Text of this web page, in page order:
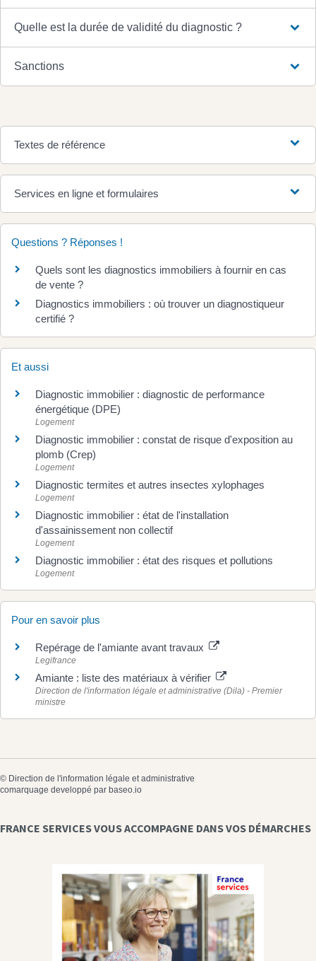
Quelle est la durée de validité du diagnostic ?
Sanctions
Textes de référence
Services en ligne et formulaires
Questions ? Réponses !
Quels sont les diagnostics immobiliers à fournir en cas
de vente ?
Diagnostics immobiliers : où trouver un diagnostiqueur
certifié ?
Et aussi
Diagnostic immobilier : diagnostic de performance
énergétique (DPE)
Logement
Diagnostic immobilier : constat de risque d'exposition au
plomb (Crep)
Logement
Diagnostic termites et autres insectes xylophages
Logement
Diagnostic immobilier : état de l'installation
d'assainissement non collectif
Logement
Diagnostic immobilier : état des risques et pollutions
Logement
Pour en savoir plus
Repérage de l'amiante avant travaux
Legifrance
Amiante : liste des matériaux à vérifier
Direction de l'information légale et administrative (Dila) - Premier
ministre
© Direction de l'information légale et administrative
comarquage developpé par baseo.io
FRANCE SERVICES VOUS ACCOMPAGNE DANS VOS DÉMARCHES